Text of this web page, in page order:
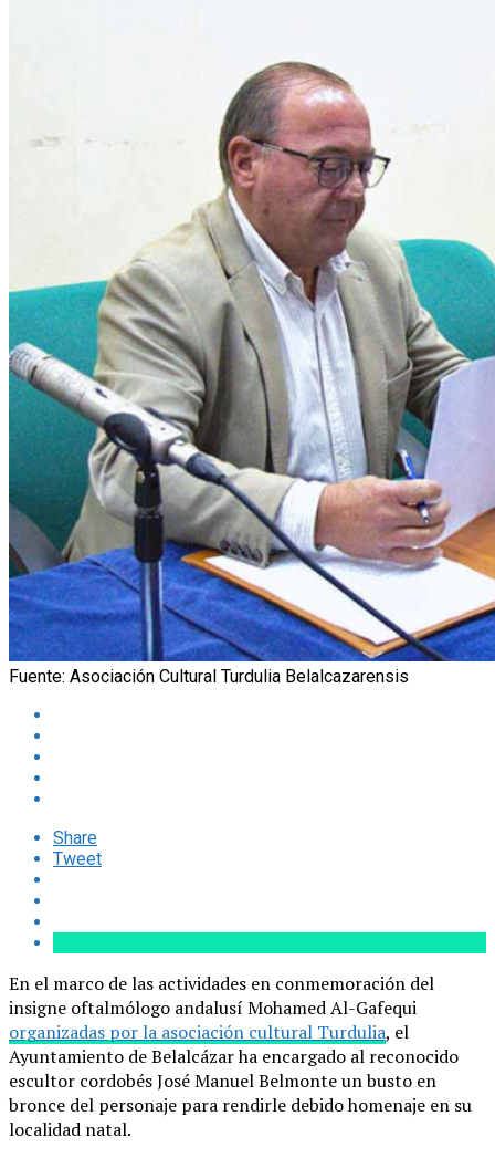
Fuente: Asociación Cultural Turdulia Belalcazarensis
Share
Tweet
En el marco de las actividades en conmemoración del
insigne oftalmólogo andalusí Mohamed Al-Gafequi
organizadas por la asociación cultural Turdulia, el
Ayuntamiento de Belalcázar ha encargado al reconocido
escultor cordobés José Manuel Belmonte un busto en
bronce del personaje para rendirle debido homenaje en su
localidad natal.